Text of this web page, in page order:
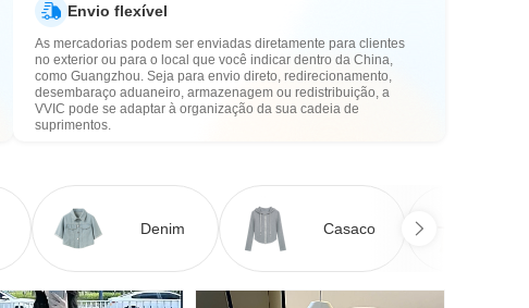
Envio flexível
As mercadorias podem ser enviadas diretamente para clientes
no exterior ou para o local que você indicar dentro da China,
como Guangzhou. Seja para envio direto, redirecionamento,
desembaraço aduaneiro, armazenagem ou redistribuição, a
VVIC pode se adaptar à organização da sua cadeia de
suprimentos.
Denim Casaco